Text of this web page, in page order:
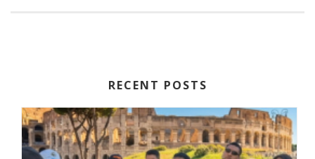
RECENT POSTS